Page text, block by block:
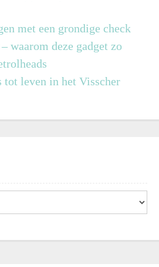
met een grondige check
waarom deze gadget zo
tot leven in het Visscher